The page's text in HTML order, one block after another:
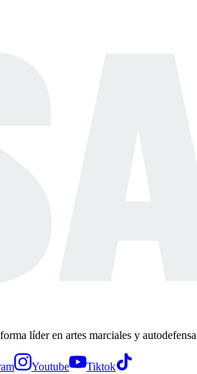
líder en artes marciales y
Youtube Tiktok